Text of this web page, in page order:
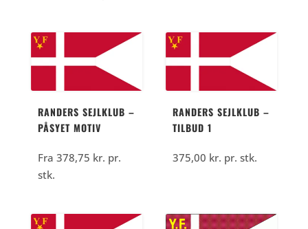
RANDERS SEJLKLUB –
PÅSYET MOTIV
Fra 378,75 kr. pr.
stk.
RANDERS SEJLKLUB –
TILBUD 1
375,00 kr. pr. stk.